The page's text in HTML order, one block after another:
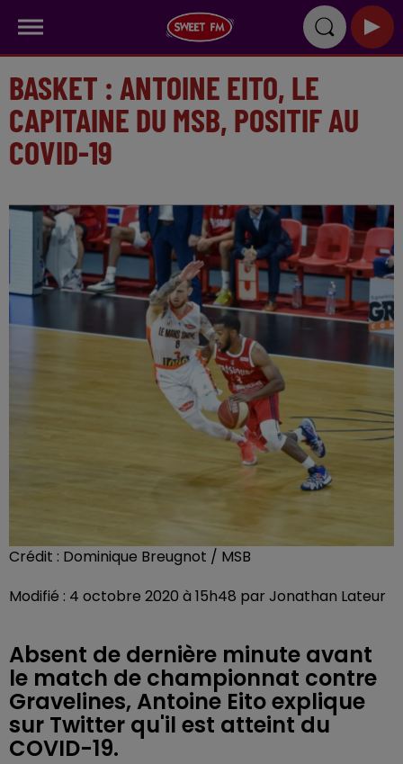
BASKET : ANTOINE EITO, LE
CAPITAINE DU MSB, POSITIF AU
COVID-19
Crédit : Dominique Breugnot / MSB
Modifié : 4 octobre 2020 à 15h48 par Jonathan Lateur
Absent de dernière minute avant
le match de championnat contre
Gravelines, Antoine Eito explique
sur Twitter qu'il est atteint du
COVID-19.